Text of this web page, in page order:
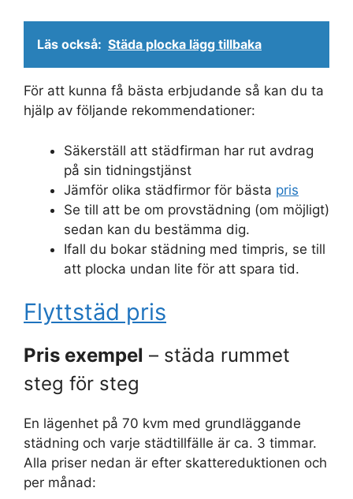
Läs också: Städa plocka lägg tillbaka
För att kunna få bästa erbjudande så kan du ta
hjälp av följande rekommendationer:
Säkerställ att städfirman har rut avdrag
på sin tidningstjänst
Jämför olika städfirmor för bästa pris
Se till att be om provstädning (om möjligt)
sedan kan du bestämma dig.
Ifall du bokar städning med timpris, se till
att plocka undan lite för att spara tid.
Flyttstäd pris
Pris exempel – städa rummet
steg för steg
En lägenhet på 70 kvm med grundläggande
städning och varje städtillfälle är ca. 3 timmar.
Alla priser nedan är efter skattereduktionen och
per månad: